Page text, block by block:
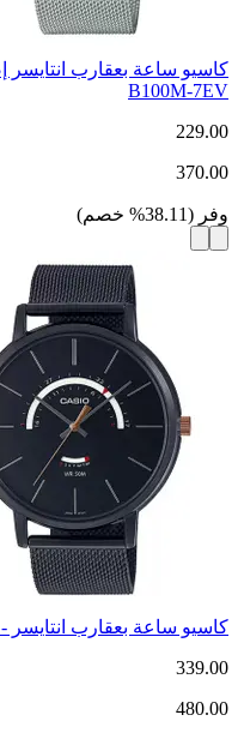
B100M-7EV
229.00
370.00
وفر (
38.11
% خصم)
كاسيو ساعة بعقارب انتايسر - MTP-B105MB-1AVDF
339.00
480.00